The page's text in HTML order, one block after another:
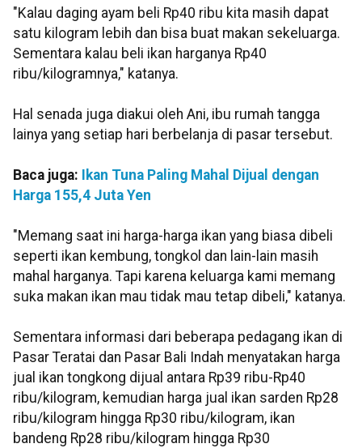
"Kalau daging ayam beli Rp40 ribu kita masih dapat
satu kilogram lebih dan bisa buat makan sekeluarga.
Sementara kalau beli ikan harganya Rp40
ribu/kilogramnya," katanya.
Hal senada juga diakui oleh Ani, ibu rumah tangga
lainya yang setiap hari berbelanja di pasar tersebut.
Baca juga:
Ikan Tuna Paling Mahal Dijual dengan
Harga 155,4 Juta Yen
"Memang saat ini harga-harga ikan yang biasa dibeli
seperti ikan kembung, tongkol dan lain-lain masih
mahal harganya. Tapi karena keluarga kami memang
suka makan ikan mau tidak mau tetap dibeli," katanya.
Sementara informasi dari beberapa pedagang ikan di
Pasar Teratai dan Pasar Bali Indah menyatakan harga
jual ikan tongkong dijual antara Rp39 ribu-Rp40
ribu/kilogram, kemudian harga jual ikan sarden Rp28
ribu/kilogram hingga Rp30 ribu/kilogram, ikan
bandeng Rp28 ribu/kilogram hingga Rp30